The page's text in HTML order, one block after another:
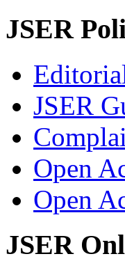
JSER
JSER
Open
Open
JSER